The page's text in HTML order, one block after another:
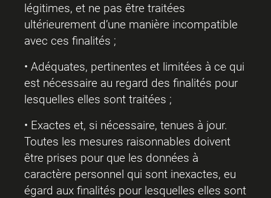
légitimes, et ne pas être traitées
ultérieurement d’une manière incompatible
avec ces finalités ;
• Adéquates, pertinentes et limitées à ce qui
est nécessaire au regard des finalités pour
lesquelles elles sont traitées ;
• Exactes et, si nécessaire, tenues à jour.
Toutes les mesures raisonnables doivent
être prises pour que les données à
caractère personnel qui sont inexactes, eu
égard aux finalités pour lesquelles elles sont